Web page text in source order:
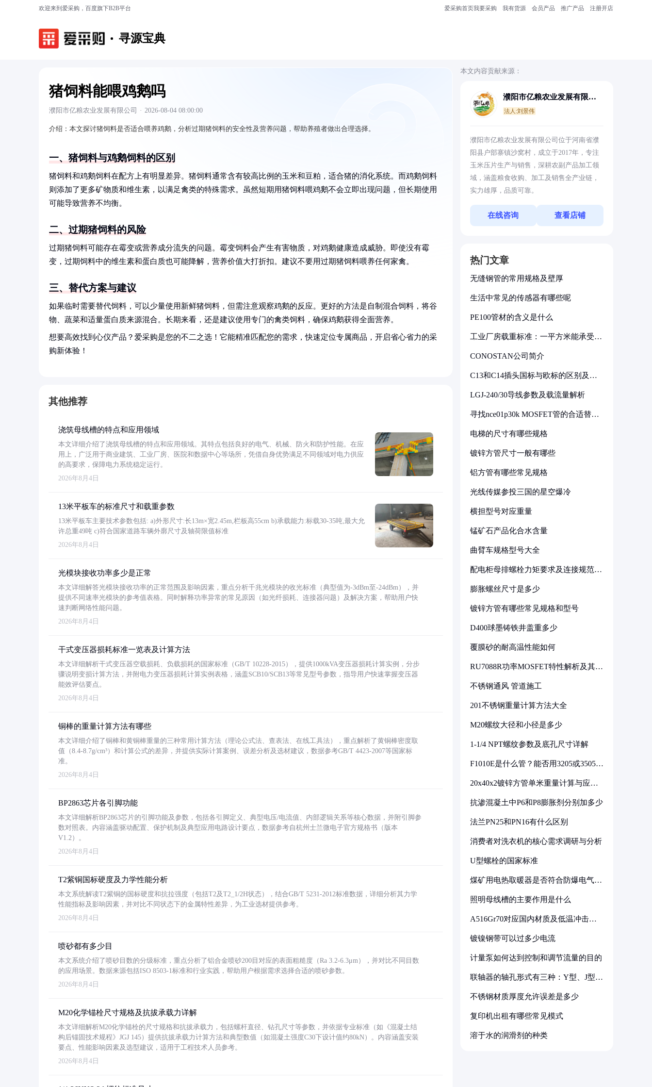
欢迎来到爱采购，百度旗下B2B平台 爱采购首页我要采购 我有货源 会员产品 推广产品 注册开店
寻源宝典
猪饲料能喂鸡鹅吗
濮阳市亿粮农业发展有限公司 · 2026-08-04 08:00:00
介绍： 本文探讨猪饲料是否适合喂养鸡鹅，分析过期猪饲料的安全性及营养问题，帮助养殖者做出合理选择。
一、猪饲料与鸡鹅饲料的区别
猪饲料和鸡鹅饲料在配方上有明显差异。猪饲料通常含有较高比例的玉米和豆粕，适合猪的消化系统。而鸡鹅饲料
则添加了更多矿物质和维生素，以满足禽类的特殊需求。虽然短期用猪饲料喂鸡鹅不会立即出现问题，但长期使用
可能导致营养不均衡。
二、过期猪饲料的风险
过期猪饲料可能存在霉变或营养成分流失的问题。霉变饲料会产生有害物质，对鸡鹅健康造成威胁。即使没有霉
变，过期饲料中的维生素和蛋白质也可能降解，营养价值大打折扣。建议不要用过期猪饲料喂养任何家禽。
三、替代方案与建议
如果临时需要替代饲料，可以少量使用新鲜猪饲料，但需注意观察鸡鹅的反应。更好的方法是自制混合饲料，将谷
物、蔬菜和适量蛋白质来源混合。长期来看，还是建议使用专门的禽类饲料，确保鸡鹅获得全面营养。
想要高效找到心仪产品？爱采购是您的不二之选！它能精准匹配您的需求，快速定位专属商品，开启省心省力的采
购新体验！
其他推荐
浇筑母线槽的特点和应用领域
本文详细介绍了浇筑母线槽的特点和应用领域。其特点包括良好的电气、机械、防火和防护性能。在应
用上，广泛用于商业建筑、工业厂房、医院和数据中心等场所，凭借自身优势满足不同领域对电力供应
的高要求，保障电力系统稳定运行。
2026年8月4日
13米平板车的标准尺寸和载重参数
13米平板车主要技术参数包括: a)外形尺寸:长13m×宽2.45m,栏板高55cm b)承载能力:标载30-35吨,最大允
许总重49吨 c)符合国家道路车辆外廓尺寸及轴荷限值标准
2026年8月4日
光模块接收功率多少是正常
本文详细解答光模块接收功率的正常范围及影响因素，重点分析千兆光模块的收光标准（典型值为-3dBm至-24dBm），并
提供不同速率光模块的参考值表格。同时解释功率异常的常见原因（如光纤损耗、连接器问题）及解决方案，帮助用户快
速判断网络性能问题。
2026年8月4日
干式变压器损耗标准一览表及计算方法
本文详细解析干式变压器空载损耗、负载损耗的国家标准（GB/T 10228-2015），提供1000kVA变压器损耗计算实例，分步
骤说明变损计算方法，并附电力变压器损耗计算实例表格，涵盖SCB10/SCB13等常见型号参数，指导用户快速掌握变压器
能效评估要点。
2026年8月4日
铜棒的重量计算方法有哪些
本文详细介绍了铜棒和黄铜棒重量的三种常用计算方法（理论公式法、查表法、在线工具法），重点解析了黄铜棒密度取
值（8.4-8.7g/cm³）和计算公式的差异，并提供实际计算案例、误差分析及选材建议，数据参考GB/T 4423-2007等国家标
准。
2026年8月4日
BP2863芯片各引脚功能
本文详细解析BP2863芯片的引脚功能及参数，包括各引脚定义、典型电压/电流值、内部逻辑关系等核心数据，并附引脚参
数对照表。内容涵盖驱动配置、保护机制及典型应用电路设计要点，数据参考自杭州士兰微电子官方规格书（版本
V1.2）。
2026年8月4日
T2紫铜国标硬度及力学性能分析
本文系统解读T2紫铜的国标硬度和抗拉强度（包括T2及T2_1/2H状态），结合GB/T 5231-2012标准数据，详细分析其力学
性能指标及影响因素，并对比不同状态下的金属特性差异，为工业选材提供参考。
2026年8月4日
喷砂都有多少目
本文系统介绍了喷砂目数的分级标准，重点分析了铝合金喷砂200目对应的表面粗糙度（Ra 3.2-6.3μm），并对比不同目数
的应用场景。数据来源包括ISO 8503-1标准和行业实践，帮助用户根据需求选择合适的喷砂参数。
2026年8月4日
M20化学锚栓尺寸规格及抗拔承载力详解
本文详细解析M20化学锚栓的尺寸规格和抗拔承载力，包括螺杆直径、钻孔尺寸等参数，并依据专业标准（如《混凝土结
构后锚固技术规程》JGJ 145）提供抗拔承载力计算方法和典型数值（如混凝土强度C30下设计值约80kN）。内容涵盖安装
要点、性能影响因素及选型建议，适用于工程技术人员参考。
2026年8月4日
本文内容贡献来源：
濮阳市亿粮农业发展有限公
法人:刘景伟
濮阳市亿粮农业发展有限公司位于河南省濮
阳县户部寨镇沙窝村，成立于2017年，专注
玉米压片生产与销售，深耕农副产品加工领
域，涵盖粮食收购、加工及销售全产业链，
实力雄厚，品质可靠。
在线咨询 查看店铺
热门文章
无缝钢管的常用规格及壁厚
生活中常见的传感器有哪些呢
PE100管材的含义是什么
工业厂房载重标准：一平方米能承受多
CONOSTAN公司简介
C13和C14插头国标与欧标的区别及其
LGJ-240/30导线参数及载流量解析
寻找nce01p30k MOSFET管的合适替代
电梯的尺寸有哪些规格
镀锌方管尺寸一般有哪些
铝方管有哪些常见规格
光线传媒参投三国的星空爆冷
横担型号对应重量
锰矿石产品化合水含量
曲臂车规格型号大全
配电柜母排螺栓力矩要求及连接规范详
膨胀螺丝尺寸是多少
镀锌方管有哪些常见规格和型号
D400球墨铸铁井盖重多少
覆膜砂的耐高温性能如何
RU7088R功率MOSFET特性解析及其在
不锈钢通风 管道施工
201不锈钢重量计算方法大全
M20螺纹大径和小径是多少
1-1/4 NPT螺纹参数及底孔尺寸详解
F1010E是什么管？能否用3205或3505代
20x40x2镀锌方管单米重量计算与应用
抗渗混凝土中P6和P8膨胀剂分别加多少
法兰PN25和PN16有什么区别
消费者对洗衣机的核心需求调研与分析
U型螺栓的国家标准
煤矿用电热取暖器是否符合防爆电气设
照明母线槽的主要作用是什么
A516Gr70对应国内材质及低温冲击要
镀镍钢带可以过多少电流
计量泵如何达到控制和调节流量的目的
联轴器的轴孔形式有三种：Y型、J型、
不锈钢材质厚度允许误差是多少
复印机出租有哪些常见模式
溶于水的润滑剂的种类